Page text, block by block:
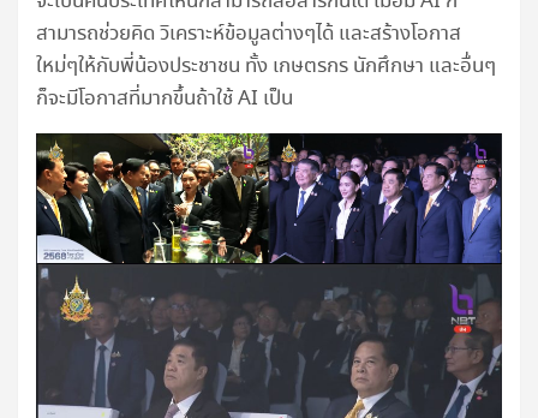
สามารถช่วยคิด วิเคราะห์ข้อมูลต่างๆได้ และสร้างโอกาส
ใหม่ๆให้กับพี่น้องประชาชน ทั้ง เกษตรกร นักศึกษา และอื่นๆ
ก็จะมีโอกาสที่มากขึ้นถ้าใช้ AI เป็น